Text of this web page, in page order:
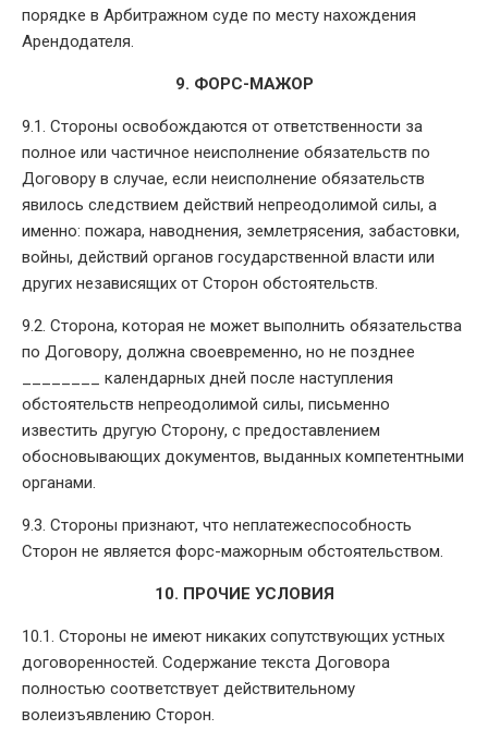
порядке в Арбитражном суде по месту нахождения
Арендодателя.
9. ФОРС-МАЖОР
9.1. Стороны освобождаются от ответственности за
полное или частичное неисполнение обязательств по
Договору в случае, если неисполнение обязательств
явилось следствием действий непреодолимой силы, а
именно: пожара, наводнения, землетрясения, забастовки,
войны, действий органов государственной власти или
других независящих от Сторон обстоятельств.
9.2. Сторона, которая не может выполнить обязательства
по Договору, должна своевременно, но не позднее
________ календарных дней после наступления
обстоятельств непреодолимой силы, письменно
известить другую Сторону, с предоставлением
обосновывающих документов, выданных компетентными
органами.
9.3. Стороны признают, что неплатежеспособность
Сторон не является форс-мажорным обстоятельством.
10. ПРОЧИЕ УСЛОВИЯ
10.1. Стороны не имеют никаких сопутствующих устных
договоренностей. Содержание текста Договора
полностью соответствует действительному
волеизъявлению Сторон.